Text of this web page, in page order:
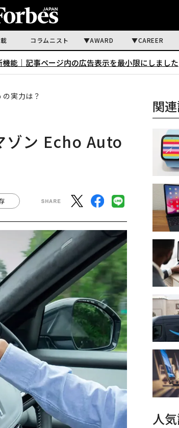
コラムニスト AWARD CAREER
能｜ 記事ページ内の広告表示を最小限にしました
実力は？
ゾン Echo Auto
関
人